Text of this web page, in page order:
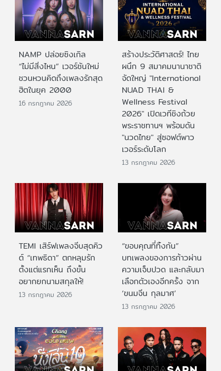
NAMP ปล่อยซิงเกิล
“ไม่มีสิ่งไหน” เวอร์ชันใหม่
ชวนหวนคิดถึงเพลงรักสุด
ฮิตในยุค 2000
16 กรกฎาคม 2026
สร้างประวัติศาสตร์! ไทย
ผนึก 9 สมาคมนานาชาติ
จัดใหญ่ "International
NUAD THAI &
Wellness Festival
2026" เปิดเวทีชิงถ้วย
พระราชทานฯ พร้อมดัน
"นวดไทย" สู่ซอฟต์พาว
เวอร์ระดับโลก
13 กรกฎาคม 2026
TEMI เสิร์ฟเพลงจีบสุดคิว
ต์ “เทพธิดา” ตกหลุมรัก
ตั้งแต่แรกเห็น ถึงขั้น
อยากยกนามสกุลให้!
13 กรกฎาคม 2026
“ขอบคุณที่ทิ้งกัน”
บทเพลงของการก้าวผ่าน
ความเจ็บปวด และกลับมา
เลือกตัวเองอีกครั้ง จาก
‘ขนมจีน กุลมาศ’
13 กรกฎาคม 2026